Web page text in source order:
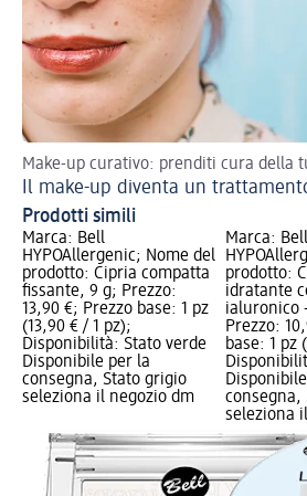
Make-up curativo: prenditi cura della
Il make-up diventa un
Prodotti simili
Marca: Bell
HYPOAllergenic; Nome del
prodotto: Cipria compatta
fissante, 9 g; Prezzo:
13,90 €; Prezzo base: 1 pz
(13,90 € / 1 pz);
Disponibilità: Stato verde
Disponibile per la
consegna, Stato grigio
seleziona il negozio dm
Marca: Bell
prodotto:
idratante
ialuronico
Prezzo:
base: 1 pz
consegna,
seleziona